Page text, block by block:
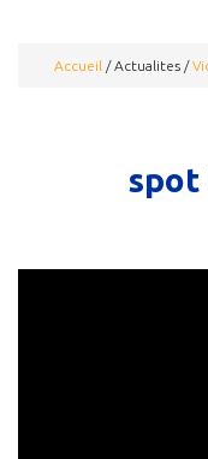
Accueil / Actualites /
spot